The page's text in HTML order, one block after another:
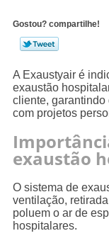
Gostou? compartilhe!
A Exaustyair é
exaustão
cliente,
com projetos
exaustão
O sistema de
ventilação,
poluem o ar de
hospitalares.